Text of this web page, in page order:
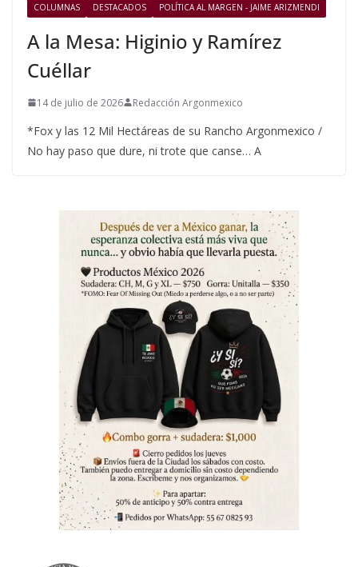
COLUMNAS DESTACADOS POLÍTICA AL MARGEN - JAIME ARIZMENDI
A la Mesa: Higinio y Ramírez
Cuéllar
14 de julio de 2026 Redacción Argonmexico
*Fox y las 12 Mil Hectáreas de su Rancho Argonmexico /
No hay paso que dure, ni trote que canse… A